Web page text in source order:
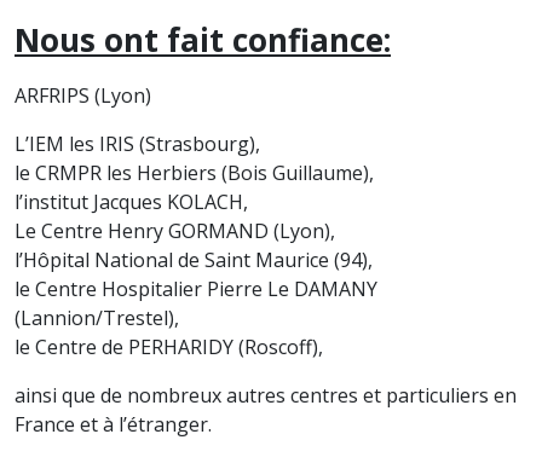
Nous ont fait confiance:
ARFRIPS (Lyon)
L’IEM les IRIS (Strasbourg),
le CRMPR les Herbiers (Bois Guillaume),
l’institut Jacques KOLACH,
Le Centre Henry GORMAND (Lyon),
l’Hôpital National de Saint Maurice (94),
le Centre Hospitalier Pierre Le DAMANY
(Lannion/Trestel),
le Centre de PERHARIDY (Roscoff),
ainsi que de nombreux autres centres et particuliers en
France et à l’étranger.